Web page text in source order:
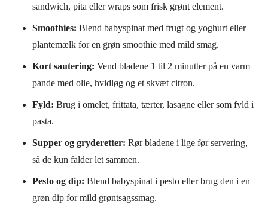
sandwich, pita eller wraps som frisk grønt element.
Smoothies: Blend babyspinat med frugt og yoghurt eller
plantemælk for en grøn smoothie med mild smag.
Kort sautering: Vend bladene 1 til 2 minutter på en varm
pande med olie, hvidløg og et skvæt citron.
Fyld: Brug i omelet, frittata, tærter, lasagne eller som fyld i
pasta.
Supper og gryderetter: Rør bladene i lige før servering,
så de kun falder let sammen.
Pesto og dip: Blend babyspinat i pesto eller brug den i en
grøn dip for mild grøntsagssmag.